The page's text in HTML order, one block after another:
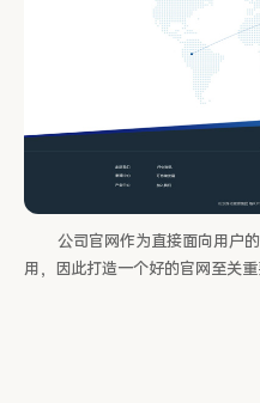
公司官网作为直接面向用户
用，因此打造一个好的官网至关重